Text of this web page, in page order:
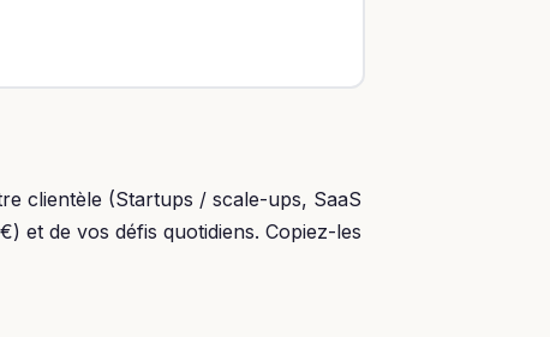
clientèle (Startups / scale-ups, SaaS
et de vos défis quotidiens. Copiez-les